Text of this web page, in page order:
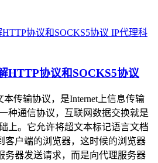
IP代理科
HTTP协议和SOCKS5协议
传输协议，是Internet上信息传输
种通信协议，互联网数据交换就是
上。它允许将超文本标记语言文档
客户端的浏览器，这时候的浏览器
务器发送请求，而是向代理服务器